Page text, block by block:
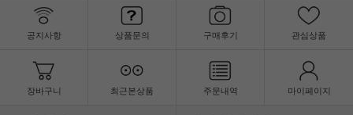
공지사항 상품문의 구매후기 관심상품
장바구니 최근본상품 주문내역 마이페이지